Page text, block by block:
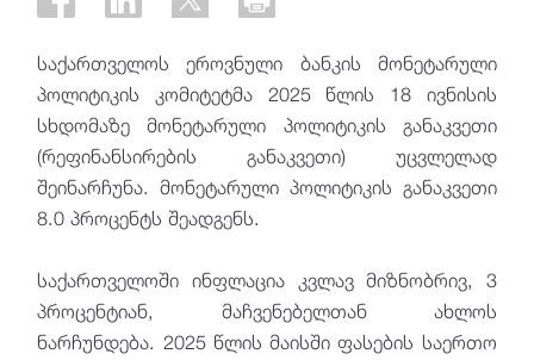
საქართველოს ეროვნული ბანკის მონეტარული
პოლიტიკის კომიტეტმა 2025 წლის 18 ივნისის
სხდომაზე მონეტარული პოლიტიკის განაკვეთი
(რეფინანსირების განაკვეთი) უცვლელად
შეინარჩუნა. მონეტარული პოლიტიკის განაკვეთი
8.0 პროცენტს შეადგენს.
საქართველოში ინფლაცია კვლავ მიზნობრივ, 3
პროცენტიან, მაჩვენებელთან ახლოს
ნარჩუნდება. 2025 წლის მაისში ფასების საერთო